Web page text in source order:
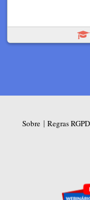
Sobre | Regras RGPD